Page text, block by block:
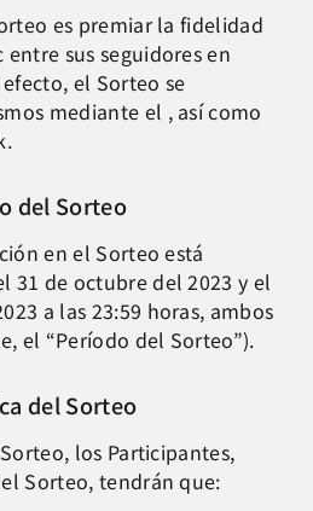
es premiar la fidelidad
entre sus seguidores en
el Sorteo se
mediante el , así como
del Sorteo
en el Sorteo está
31 de octubre del 2023 y el
a las 23:59 horas, ambos
el “Período del Sorteo”).
del Sorteo
los Participantes,
Sorteo, tendrán que: